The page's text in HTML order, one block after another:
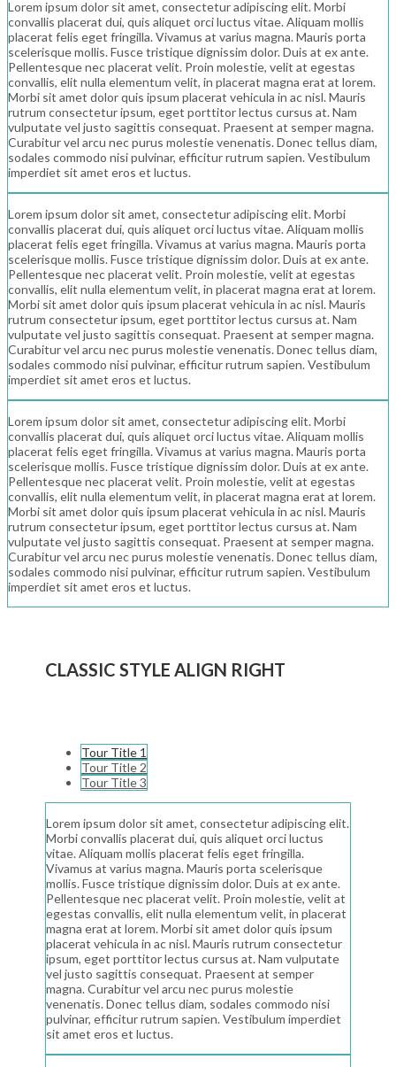
Lorem ipsum dolor sit amet, consectetur adipiscing elit. Morbi
convallis placerat dui, quis aliquet orci luctus vitae. Aliquam mollis
placerat felis eget fringilla. Vivamus at varius magna. Mauris porta
scelerisque mollis. Fusce tristique dignissim dolor. Duis at ex ante.
Pellentesque nec placerat velit. Proin molestie, velit at egestas
convallis, elit nulla elementum velit, in placerat magna erat at lorem.
Morbi sit amet dolor quis ipsum placerat vehicula in ac nisl. Mauris
rutrum consectetur ipsum, eget porttitor lectus cursus at. Nam
vulputate vel justo sagittis consequat. Praesent at semper magna.
Curabitur vel arcu nec purus molestie venenatis. Donec tellus diam,
sodales commodo nisi pulvinar, efficitur rutrum sapien. Vestibulum
imperdiet sit amet eros et luctus.
Lorem ipsum dolor sit amet, consectetur adipiscing elit. Morbi
convallis placerat dui, quis aliquet orci luctus vitae. Aliquam mollis
placerat felis eget fringilla. Vivamus at varius magna. Mauris porta
scelerisque mollis. Fusce tristique dignissim dolor. Duis at ex ante.
Pellentesque nec placerat velit. Proin molestie, velit at egestas
convallis, elit nulla elementum velit, in placerat magna erat at lorem.
Morbi sit amet dolor quis ipsum placerat vehicula in ac nisl. Mauris
rutrum consectetur ipsum, eget porttitor lectus cursus at. Nam
vulputate vel justo sagittis consequat. Praesent at semper magna.
Curabitur vel arcu nec purus molestie venenatis. Donec tellus diam,
sodales commodo nisi pulvinar, efficitur rutrum sapien. Vestibulum
imperdiet sit amet eros et luctus.
Lorem ipsum dolor sit amet, consectetur adipiscing elit. Morbi
convallis placerat dui, quis aliquet orci luctus vitae. Aliquam mollis
placerat felis eget fringilla. Vivamus at varius magna. Mauris porta
scelerisque mollis. Fusce tristique dignissim dolor. Duis at ex ante.
Pellentesque nec placerat velit. Proin molestie, velit at egestas
convallis, elit nulla elementum velit, in placerat magna erat at lorem.
Morbi sit amet dolor quis ipsum placerat vehicula in ac nisl. Mauris
rutrum consectetur ipsum, eget porttitor lectus cursus at. Nam
vulputate vel justo sagittis consequat. Praesent at semper magna.
Curabitur vel arcu nec purus molestie venenatis. Donec tellus diam,
sodales commodo nisi pulvinar, efficitur rutrum sapien. Vestibulum
imperdiet sit amet eros et luctus.
CLASSIC STYLE ALIGN RIGHT
Tour Title 1
Tour Title 2
Tour Title 3
Lorem ipsum dolor sit amet, consectetur adipiscing elit.
Morbi convallis placerat dui, quis aliquet orci luctus
vitae. Aliquam mollis placerat felis eget fringilla.
Vivamus at varius magna. Mauris porta scelerisque
mollis. Fusce tristique dignissim dolor. Duis at ex ante.
Pellentesque nec placerat velit. Proin molestie, velit at
egestas convallis, elit nulla elementum velit, in placerat
magna erat at lorem. Morbi sit amet dolor quis ipsum
placerat vehicula in ac nisl. Mauris rutrum consectetur
ipsum, eget porttitor lectus cursus at. Nam vulputate
vel justo sagittis consequat. Praesent at semper
magna. Curabitur vel arcu nec purus molestie
venenatis. Donec tellus diam, sodales commodo nisi
pulvinar, efficitur rutrum sapien. Vestibulum imperdiet
sit amet eros et luctus.